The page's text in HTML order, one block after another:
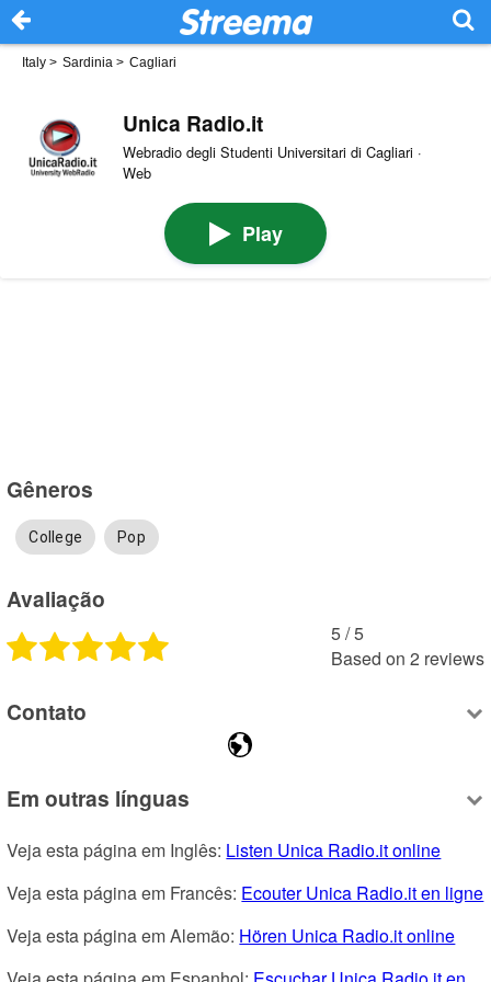
Italy > Sardinia > Cagliari
Unica Radio.it
Webradio degli Studenti Universitari di Cagliari ·
Web
Play
Gêneros
College Pop
Avaliação
5 /5
Based on 2 reviews
Contato
Em outras línguas
Veja esta página em Inglês: Listen Unica Radio.it online
Veja esta página em Francês: Ecouter Unica Radio.it en ligne
Veja esta página em Alemão: Hören Unica Radio.it online